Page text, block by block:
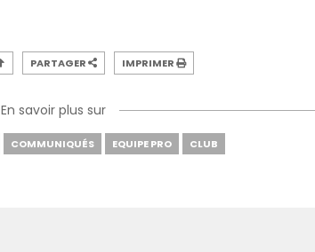
PARTAGER IMPRIMER
En savoir plus sur
COMMUNIQUÉS EQUIPE PRO CLUB